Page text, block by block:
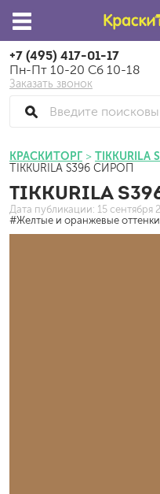
+7 (495) 417-01-17
Пн-Пт 10-20 Сб 10-18
Заказать звонок
КРАСКИТОРГ TIKKURILA
TIKKURILA S396 СИРОП
TIKKURILA
Дата публикации: 15 сентября
#Желтые и оранжевые оттенки